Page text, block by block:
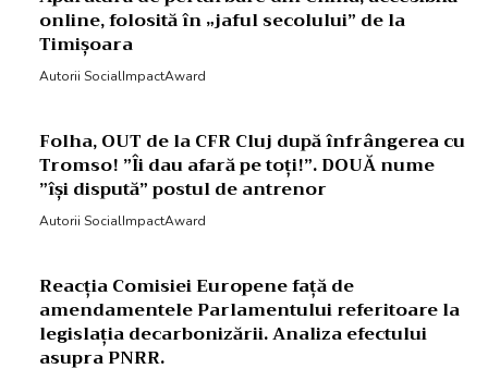
online, folosită în „jaful secolului” de la
Timișoara
Autorii SocialImpactAward
Folha, OUT de la CFR Cluj după înfrângerea cu
Tromso! ”Îi dau afară pe toți!”. DOUĂ nume
”își dispută” postul de antrenor
Autorii SocialImpactAward
Reacția Comisiei Europene față de
amendamentele Parlamentului referitoare la
legislația decarbonizării. Analiza efectului
asupra PNRR.